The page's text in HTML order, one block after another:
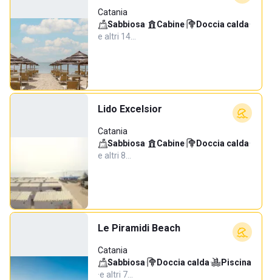
Catania
Sabbiosa· Cabine· Doccia calda·
e altri 14…
Lido Excelsior
Catania
Sabbiosa· Cabine· Doccia calda·
e altri 8…
Le Piramidi Beach
Catania
Sabbiosa· Doccia calda·
Piscina
·e altri 7…